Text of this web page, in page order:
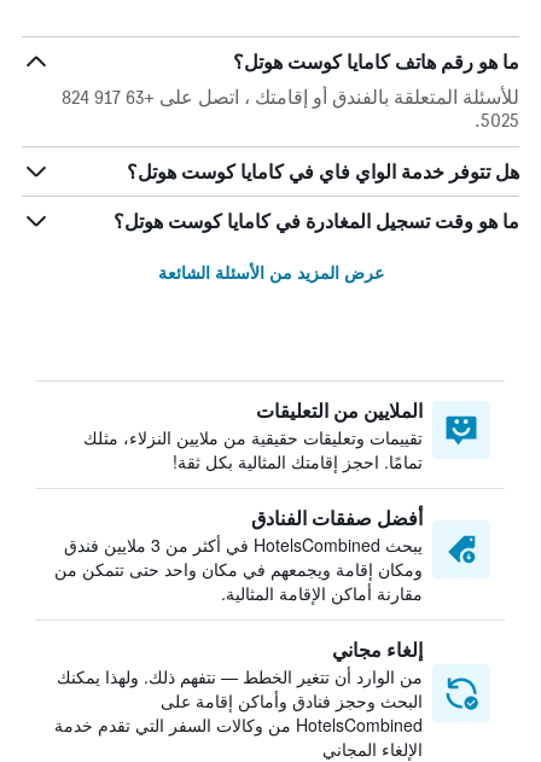
ما هو رقم هاتف كامايا كوست هوتل؟
للأسئلة المتعلقة بالفندق أو إقامتك ، اتصل على +63 917 824
5025.
هل تتوفر خدمة الواي فاي في كامايا كوست هوتل؟
ما هو وقت تسجيل المغادرة في كامايا كوست هوتل؟
عرض المزيد من الأسئلة الشائعة
الملايين من التعليقات
تقييمات وتعليقات حقيقية من ملايين النزلاء، مثلك
تمامًا. احجز إقامتك المثالية بكل ثقة!
أفضل صفقات الفنادق
يبحث HotelsCombined في أكثر من 3 ملايين فندق
ومكان إقامة ويجمعهم في مكان واحد حتى تتمكن من
مقارنة أماكن الإقامة المثالية.
إلغاء مجاني
من الوارد أن تتغير الخطط — نتفهم ذلك. ولهذا يمكنك
البحث وحجز فنادق وأماكن إقامة على
HotelsCombined من وكالات السفر التي تقدم خدمة
الإلغاء المجاني